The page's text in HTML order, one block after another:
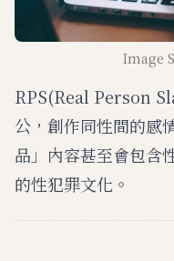
Image
RPS(Real Person
公，創作同性間的感
品」內容甚至會包含
的性犯罪文化。